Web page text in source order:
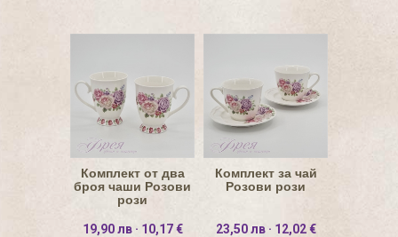
Комплект от два
броя чаши Розови
рози
19,90 лв · 10,17 €
Комплект за чай
Розови рози
23,50 лв · 12,02 €